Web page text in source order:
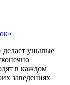
унылые
в каждом
заведениях